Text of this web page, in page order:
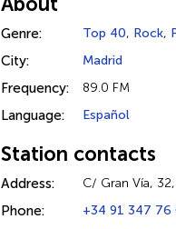
Genre: Top 40, Rock,
City: Madrid
Frequency: 89.0 FM
Language: Español
Station contacts
Address: C/ Gran Vía,
Phone: +34 91 347 76